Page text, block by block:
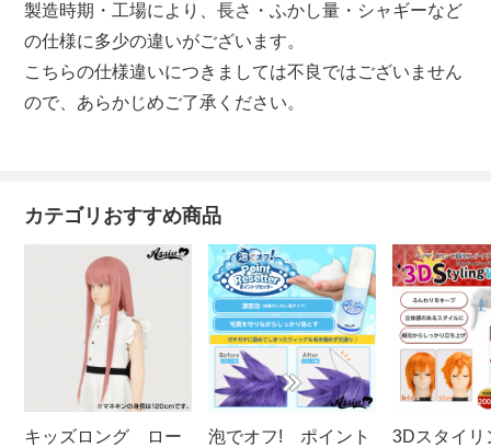
製造時期・工場により、長さ・ふかし量・シャギーなど
の仕様に多少の違いがございます。
こちらの仕様違いにつきましては不良ではございません
ので、あらかじめご了承ください。
カテゴリおすすめ商品
キッズロング ロー
泡でオフ! ポイント
3Dスタイリ